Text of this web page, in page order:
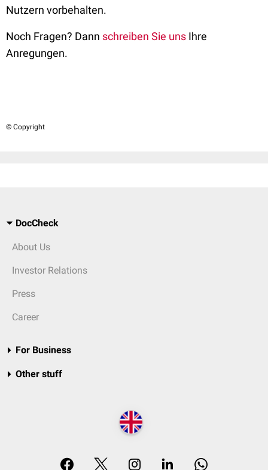
Nutzern vorbehalten.
Noch Fragen? Dann schreiben Sie uns Ihre
Anregungen.
© Copyright
DocCheck
About Us
Investor Relations
Press
Career
For Business
Other stuff